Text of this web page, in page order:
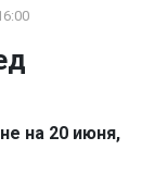
на 20 июня,